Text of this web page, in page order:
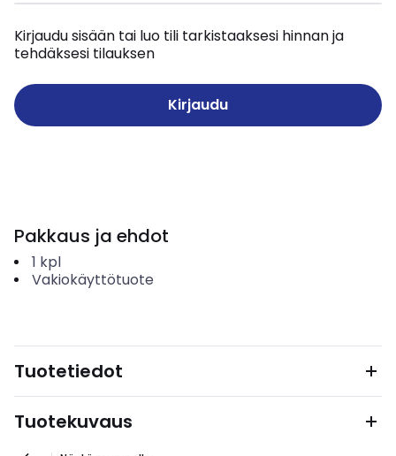
Kirjaudu sisään tai luo tili tarkistaaksesi hinnan ja
tehdäksesi tilauksen
Kirjaudu
Pakkaus ja ehdot
1 kpl
Vakiokäyttötuote
Tuotetiedot
Tuotekuvaus